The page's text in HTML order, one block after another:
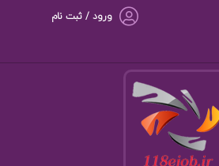
ورود / ثبت نام